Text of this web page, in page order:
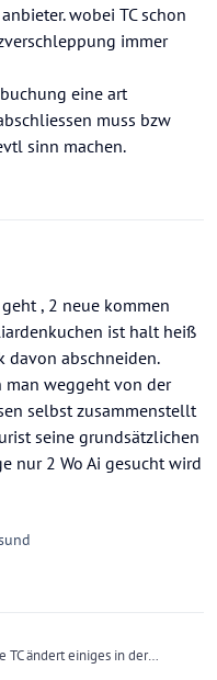
wobei TC schon
immer
eine art
muss bzw
sinn machen.
, 2 neue kommen
ist halt heiß
davon abschneiden.
man weggeht von der
selbst zusammenstellt
seine grundsätzlichen
nur 2 Wo Ai gesucht wird
TC ändert einiges in der